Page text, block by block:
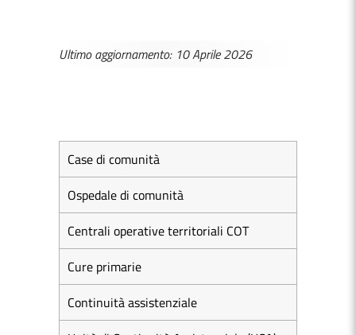
Ultimo aggiornamento: 10 Aprile 2026
Case di comunità
Ospedale di comunità
Centrali operative territoriali COT
Cure primarie
Continuità assistenziale